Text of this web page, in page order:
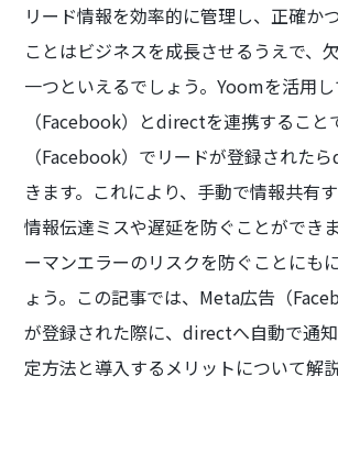
リード情報を効率的に管理し、正確か
ことはビジネスを成長させるうえで、
一つといえるでしょう。Yoomを活用
（Facebook）とdirectを連携すること
（Facebook）でリードが登録された
きます。これにより、手動で情報共有す
情報伝達ミスや遅延を防ぐことができ
ーマンエラーのリスクを防ぐことにも
ょう。この記事では、Meta広告（
が登録された際に、directへ自動で通
定方法と導入するメリットについて解説